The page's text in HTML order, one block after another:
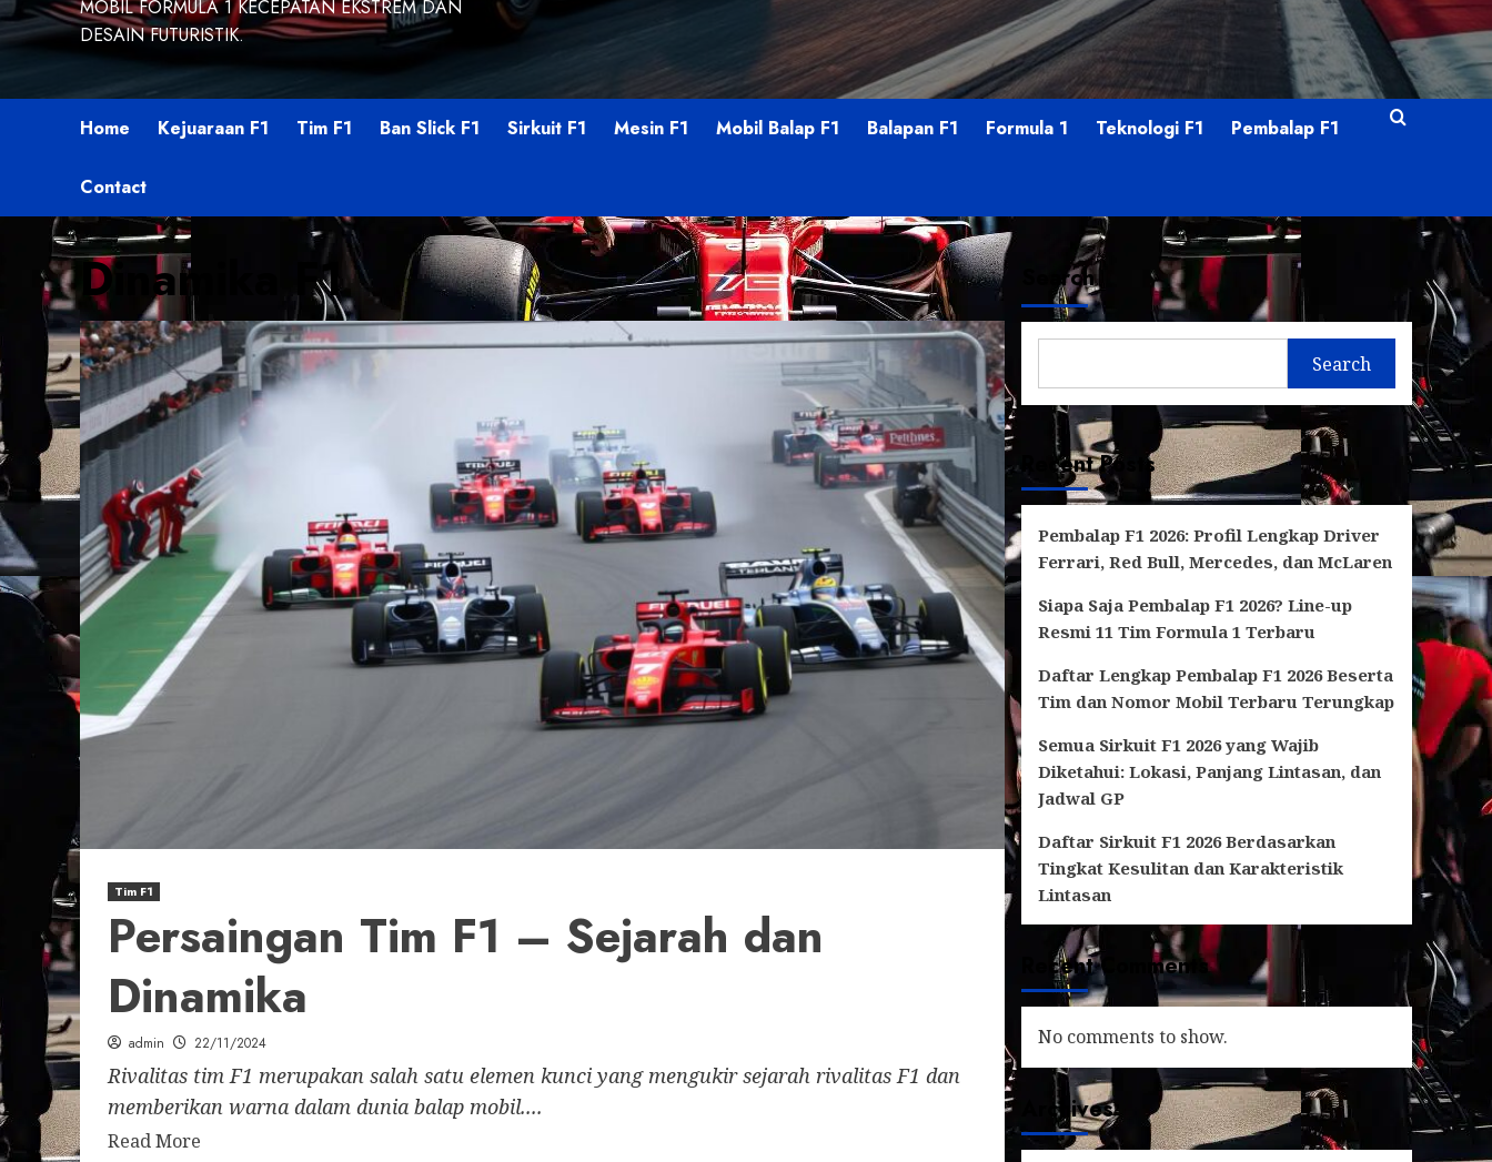
MOBIL FORMULA 1 KECEPATAN EKSTREM DAN
DESAIN FUTURISTIK.
Home Kejuaraan F1 Tim F1 Ban Slick F1 Sirkuit F1 Mesin F1 Mobil Balap F1 Balapan F1 Formula 1 Teknologi F1 Pembalap F1
Contact
Dinamika F1
Tim F1
Persaingan Tim F1 – Sejarah dan
Dinamika
admin 22/11/2024
Rivalitas tim F1 merupakan salah satu elemen kunci yang mengukir sejarah rivalitas F1 dan
memberikan warna dalam dunia balap mobil....
Read More
Search
Search
Recent Posts
Pembalap F1 2026: Profil Lengkap Driver
Ferrari, Red Bull, Mercedes, dan McLaren
Siapa Saja Pembalap F1 2026? Line-up
Resmi 11 Tim Formula 1 Terbaru
Daftar Lengkap Pembalap F1 2026 Beserta
Tim dan Nomor Mobil Terbaru Terungkap
Semua Sirkuit F1 2026 yang Wajib
Diketahui: Lokasi, Panjang Lintasan, dan
Jadwal GP
Daftar Sirkuit F1 2026 Berdasarkan
Tingkat Kesulitan dan Karakteristik
Lintasan
Recent Comments
No comments to show.
Archives